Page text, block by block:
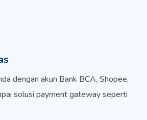
dengan akun Bank BCA, Shopee,
solusi payment gateway seperti